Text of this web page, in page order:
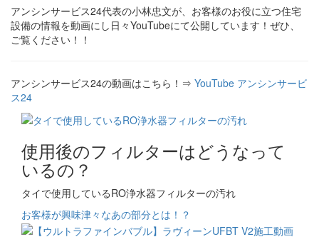
アンシンサービス24代表の小林忠文が、お客様のお役に立つ住宅
設備の情報を動画にし日々YouTubeにて公開しています！ぜひ、
ご覧ください！！
アンシンサービス24の動画はこちら！⇒ YouTube アンシンサービ
ス24
使用後のフィルターはどうなって
いるの？
タイで使用しているRO浄水器フィルターの汚れ
お客様が興味津々なあの部分とは！？